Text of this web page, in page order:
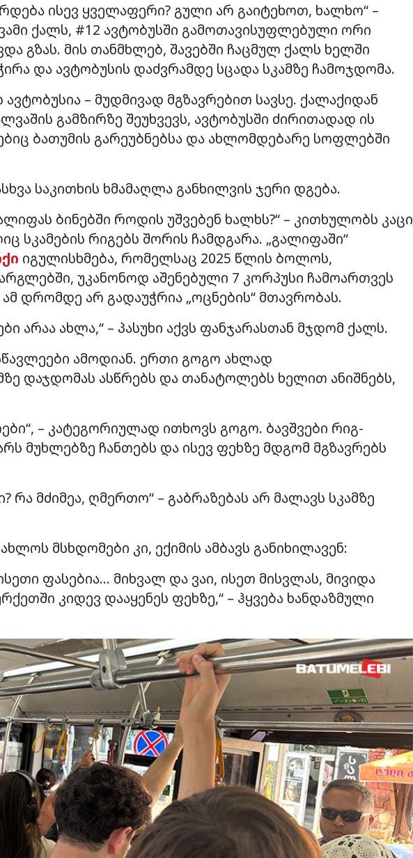
ისევ ყველაფერი? გული არ გაიტეხოთ, ხალხო“ –
ქალს, #12 ავტობუსში გამოთავისუფლებული ორი
გზას. მის თანმხლებ, შავებში ჩაცმულ ქალს ხელში
და ავტობუსის დაძვრამდე სცადა სკამზე ჩამოჯდომა.
– მუდმივად მგზავრებით სავსე. ქალაქიდან
გამზირზე შეუხვევს, ავტობუსში ძირითადად ის
ბათუმის გარეუბნებსა და ახლომდებარე სოფლებში
საკითხის ხმამაღლა განხილვის ჯერი დგება.
ბინებში როდის უშვებენ ხალხს?“ – კითხულობს კაცი
სკამების რიგებს შორის ჩამდგარა. „გალიფაში“
იგულისხმება, რომელსაც 2025 წლის ბოლოს,
უკანონოდ აშენებული 7 კორპუსი ჩამოართვეს
დრომდე არ გადაუჭრია „ოცნების“ მთავრობას.
არაა ახლა,“ – პასუხი აქვს ფანჯარასთან მჯდომ ქალს.
ამოდიან. ერთი გოგო ახლად
დაჯდომას ასწრებს და თანატოლებს ხელით ანიშნებს,
– კატეგორიულად ითხოვს გოგო. ბავშვები რიგ-
მუხლებზე ჩანთებს და ისევ ფეხზე მდგომ მგზავრებს
რა მძიმეა, ღმერთო“ – გაბრაზებას არ მალავს სკამზე
მსხდომები კი, ექიმის ამბავს განიხილავენ:
ფასებია… მიხვალ და ვაი, ისეთ მისვლას, მივიდა
კიდევ დააყენეს ფეხზე,“ – ჰყვება ხანდაზმული